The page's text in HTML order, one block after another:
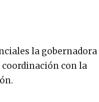
la gobernadora
coordinación con la